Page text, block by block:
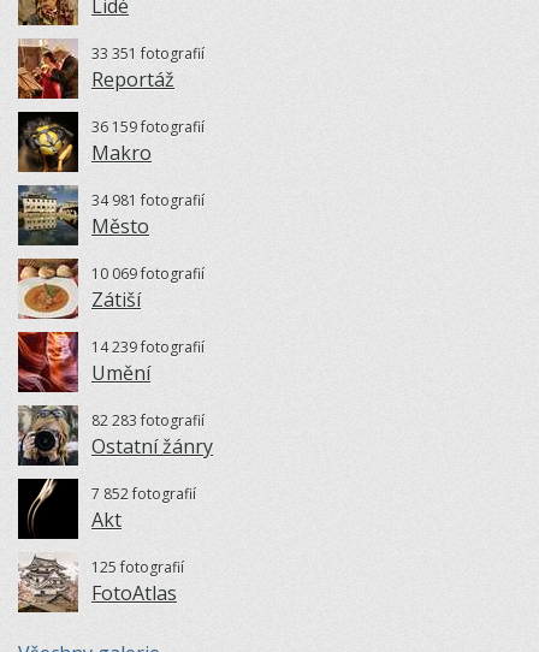
Lidé
33 351 fotografií
Reportáž
36 159 fotografií
Makro
34 981 fotografií
Město
10 069 fotografií
Zátiší
14 239 fotografií
Umění
82 283 fotografií
Ostatní žánry
7 852 fotografií
Akt
125 fotografií
FotoAtlas